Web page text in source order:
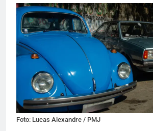
Foto: Lucas Alexandre / PMJ